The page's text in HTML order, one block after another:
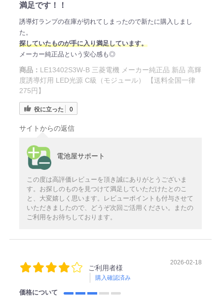
満足です！！
誘導灯ランプの在庫が切れてしまったので新たに購入しまし
た。
探していたものが手に入り満足しています。
メーカー純正品という安心感も◎
商品： LE13402S3W-B 三菱電機 メーカー純正品 新品 高輝
度誘導灯用 LED光源 C級（モジュール） 【送料全国一律
275円】
役に立った 0
サイトからの返信
電池屋サポート
この度は高評価レビューを頂き誠にありがとうございま
す。お探しのものを見つけて満足していただけたとのこ
と、大変嬉しく思います。レビューポイントも付与させて
いただきましたので、どうぞ次回ご活用ください。またの
ご利用をお待ちしております。
ご利用者様
購入確認済み
2026-02-18
価格について